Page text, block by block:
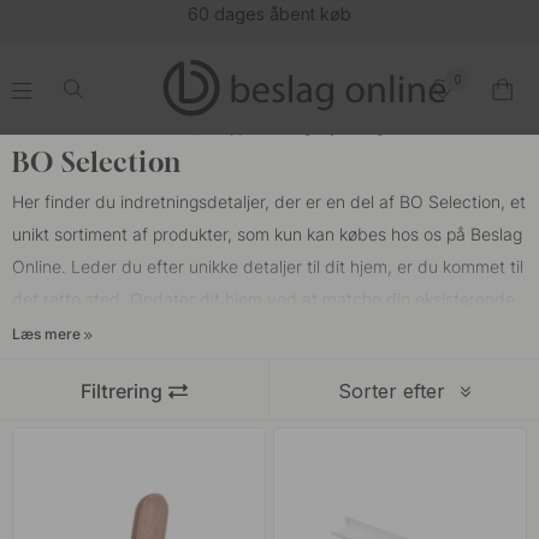
60 dages åbent køb
.
0
.
BO Selection
Her finder du indretningsdetaljer, der er en del af BO Selection, et
unikt sortiment af produkter, som kun kan købes hos os på Beslag
Online. Leder du efter unikke detaljer til dit hjem, er du kommet til
stil og indretning med nye indretningsdetaljer, som gør en stor
moderne, retro og klassiske detaljer. Vi vil gerne tilbyde
indretningsdetaljer, der passer godt ind i forskellige miljøer og
Læs mere
Sorter efter
Filtrering